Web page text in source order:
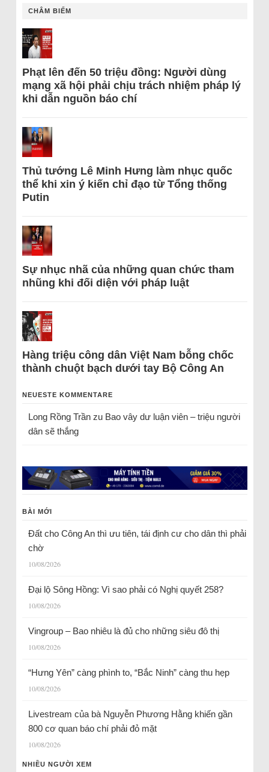
CHÂM BIẾM
Phạt lên đến 50 triệu đồng: Người dùng
mạng xã hội phải chịu trách nhiệm pháp lý
khi dẫn nguồn báo chí
Thủ tướng Lê Minh Hưng làm nhục quốc
thể khi xin ý kiến chỉ đạo từ Tổng thống
Putin
Sự nhục nhã của những quan chức tham
nhũng khi đối diện với pháp luật
Hàng triệu công dân Việt Nam bỗng chốc
thành chuột bạch dưới tay Bộ Công An
NEUESTE KOMMENTARE
Long Rồng Trầnzu Bao vây dư luận viên – triệu người
dân sẽ thắng
BÀI MỚI
Đất cho Công An thì ưu tiên, tái định cư cho dân thì phải
chờ
10/08/2026
Đại lộ Sông Hồng: Vì sao phải có Nghị quyết 258?
10/08/2026
Vingroup – Bao nhiêu là đủ cho những siêu đô thị
10/08/2026
“Hưng Yên” càng phình to, “Bắc Ninh” càng thu hẹp
10/08/2026
Livestream của bà Nguyễn Phương Hằng khiến gần
800 cơ quan báo chí phải đỏ mặt
10/08/2026
NHIỀU NGƯỜI XEM